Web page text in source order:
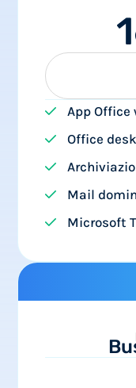
App Office
Office
Mail
Microsoft